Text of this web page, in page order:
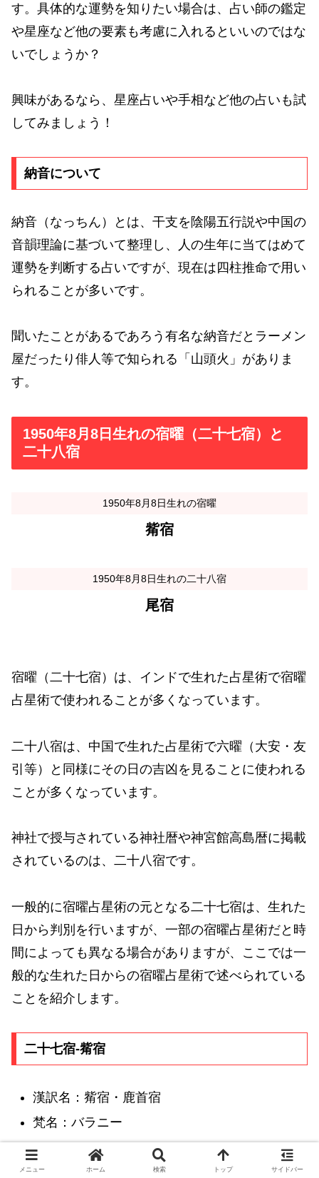
す。具体的な運勢を知りたい場合は、占い師の鑑定
や星座など他の要素も考慮に入れるといいのではな
いでしょうか？
興味があるなら、星座占いや手相など他の占いも試
してみましょう！
納音について
納音（なっちん）とは、干支を陰陽五行説や中国の
音韻理論に基づいて整理し、人の生年に当てはめて
運勢を判断する占いですが、現在は四柱推命で用い
られることが多いです。
聞いたことがあるであろう有名な納音だとラーメン
屋だったり俳人等で知られる「山頭火」がありま
す。
1950年8月8日生れの宿曜（二十七宿）と
二十八宿
1950年8月8日生れの宿曜
觜宿
1950年8月8日生れの二十八宿
尾宿
宿曜（二十七宿）は、インドで生れた占星術で宿曜
占星術で使われることが多くなっています。
二十八宿は、中国で生れた占星術で六曜（大安・友
引等）と同様にその日の吉凶を見ることに使われる
ことが多くなっています。
神社で授与されている神社暦や神宮館高島暦に掲載
されているのは、二十八宿です。
一般的に宿曜占星術の元となる二十七宿は、生れた
日から判別を行いますが、一部の宿曜占星術だと時
間によっても異なる場合がありますが、ここでは一
般的な生れた日からの宿曜占星術で述べられている
ことを紹介します。
二十七宿-觜宿
漢訳名：觜宿・鹿首宿
梵名：バラニー
舎屋の建造、部屋の内装の整え、結婚、星の災いを
メニュー ホーム 検索 トップ サイドバー